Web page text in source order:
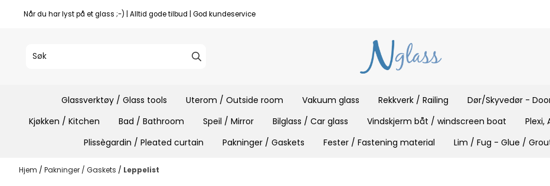
Hopp til innhold
Når du har lyst på et glass ;-) | Alltid gode tilbud | God kundeservice
Glassverktøy / Glass tools Uterom / Outside room Vakuum glass Rekkverk / Railing Dør/Skyvedør -
Kjøkken / Kitchen
Bad / Bathroom Speil / Mirror Bilglass / Car glass Vindskjerm båt / windscreen boat Plexi,
Plissègardin / Pleated curtain
Pakninger / Gaskets Fester / Fastening material Lim / Fug - Glue /
Hjem / Pakninger / Gaskets / Leppelist